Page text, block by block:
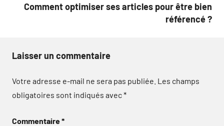
Comment optimiser ses articles pour être bien
référencé ?
Laisser un commentaire
Votre adresse e-mail ne sera pas publiée. Les champs
obligatoires sont indiqués avec*
Commentaire*